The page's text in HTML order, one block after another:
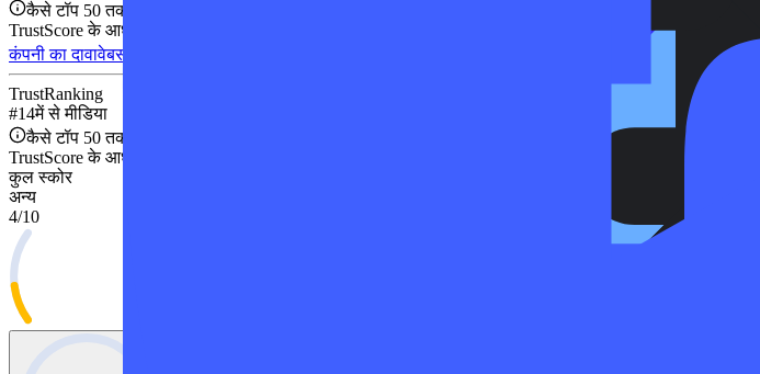
कैसे टॉप 50 तक पहुंचे?
TrustScore के आधार पर शीर्ष 50 कंपनियों में स्थान।
कंपनी का दावावेबसाइट पर जाएं
TrustRanking
#14में से मीडिया
कैसे टॉप 50 तक पहुंचे?
TrustScore के आधार पर शीर्ष 50 कंपनियों में स्थान।
कुल स्कोर
अन्य
4/10